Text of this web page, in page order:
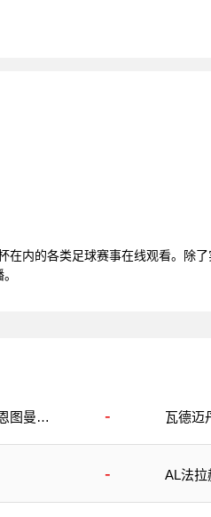
内的各类足球赛事在线观看。除
图曼B
- 瓦德迈
- AL法拉